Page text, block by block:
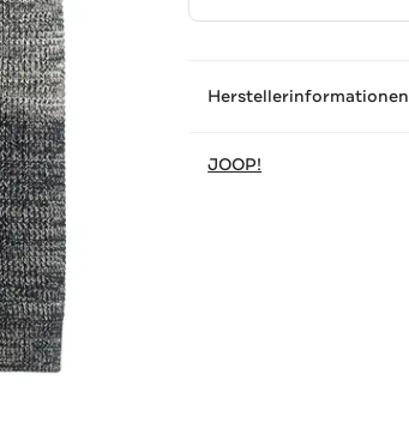
Herstellerinformationen
JOOP!